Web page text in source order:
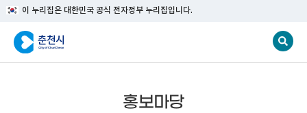
이 누리집은 대한민국 공식 전자정부 누리집입니다.
홍보마당